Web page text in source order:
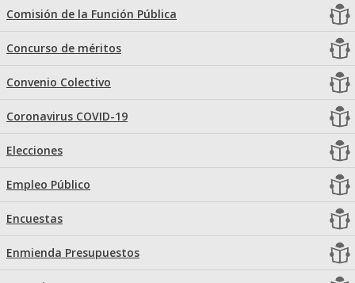
Comisión de la Función Pública
Concurso de méritos
Convenio Colectivo
Coronavirus COVID-19
Elecciones
Empleo Público
Encuestas
Enmienda Presupuestos